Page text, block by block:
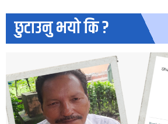
छुटाउनु भयो कि ?